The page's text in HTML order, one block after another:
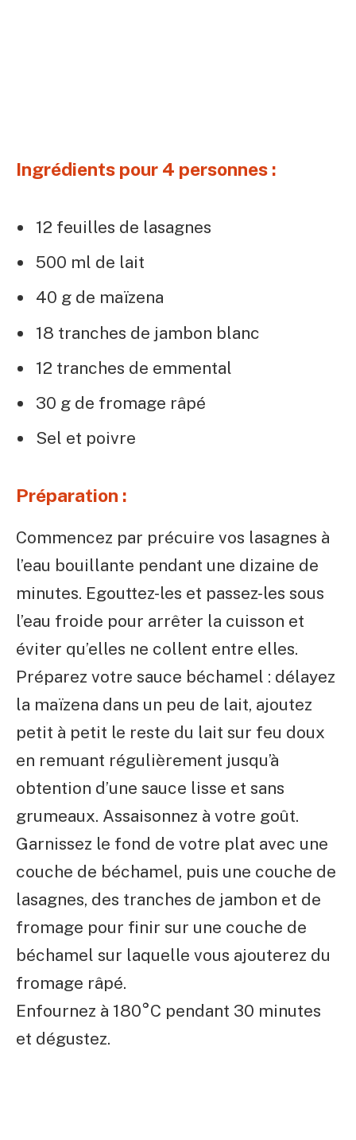
Ingrédients pour 4 personnes :
12 feuilles de lasagnes
500 ml de lait
40 g de maïzena
18 tranches de jambon blanc
12 tranches de emmental
30 g de fromage râpé
Sel et poivre
Préparation :
Commencez par précuire vos lasagnes à
l’eau bouillante pendant une dizaine de
minutes. Egouttez-les et passez-les sous
l’eau froide pour arrêter la cuisson et
éviter qu’elles ne collent entre elles.
Préparez votre sauce béchamel : délayez
la maïzena dans un peu de lait, ajoutez
petit à petit le reste du lait sur feu doux
en remuant régulièrement jusqu’à
obtention d’une sauce lisse et sans
grumeaux. Assaisonnez à votre goût.
Garnissez le fond de votre plat avec une
couche de béchamel, puis une couche de
lasagnes, des tranches de jambon et de
fromage pour finir sur une couche de
béchamel sur laquelle vous ajouterez du
fromage râpé.
Enfournez à 180°C pendant 30 minutes
et dégustez.